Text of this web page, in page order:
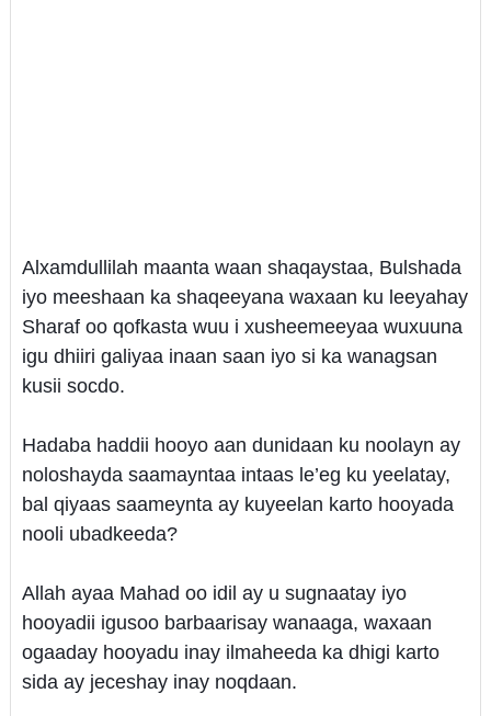
Alxamdullilah maanta waan shaqaystaa, Bulshada
iyo meeshaan ka shaqeeyana waxaan ku leeyahay
Sharaf oo qofkasta wuu i xusheemeeyaa wuxuuna
igu dhiiri galiyaa inaan saan iyo si ka wanagsan
kusii socdo.
Hadaba haddii hooyo aan dunidaan ku noolayn ay
noloshayda saamayntaa intaas le’eg ku yeelatay,
bal qiyaas saameynta ay kuyeelan karto hooyada
nooli ubadkeeda?
Allah ayaa Mahad oo idil ay u sugnaatay iyo
hooyadii igusoo barbaarisay wanaaga, waxaan
ogaaday hooyadu inay ilmaheeda ka dhigi karto
sida ay jeceshay inay noqdaan.